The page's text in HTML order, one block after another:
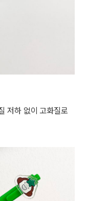
저하 없이 고화질로